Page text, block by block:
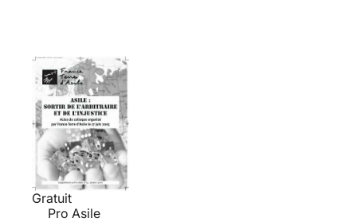
Gratuit
Pro Asile